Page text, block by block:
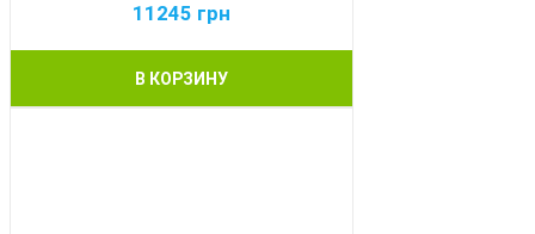
11245 грн
В КОРЗИНУ